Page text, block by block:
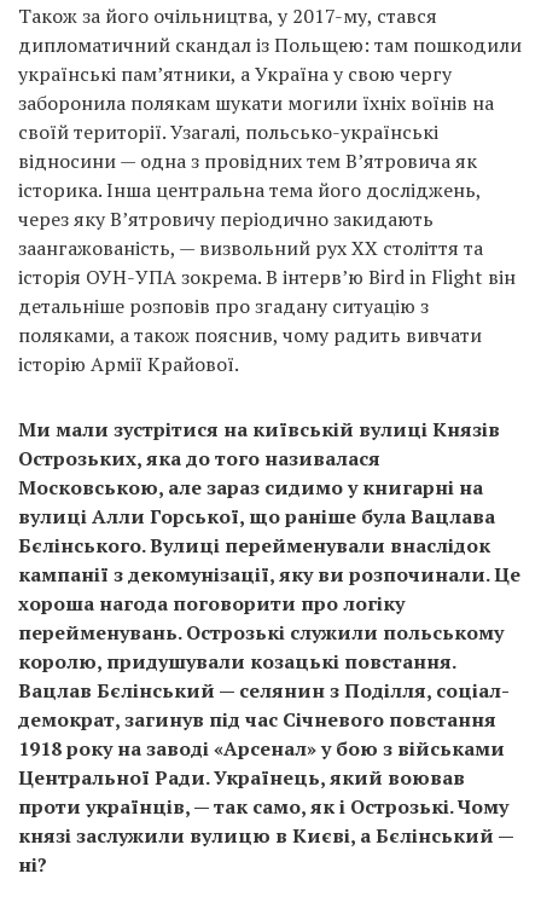
Також за його очільництва, у 2017-му, стався
дипломатичний скандал із Польщею: там пошкодили
українські пам’ятники, а Україна у свою чергу
заборонила полякам шукати могили їхніх воїнів на
своїй території. Узагалі, польсько-українські
відносини — одна з провідних тем В’ятровича як
історика. Інша центральна тема його досліджень,
через яку В’ятровичу періодично закидають
заангажованість, — визвольний рух XX століття та
історія ОУН-УПА зокрема. В інтерв’ю Bird in Flight він
детальніше розповів про згадану ситуацію з
поляками, а також пояснив, чому радить вивчати
історію Армії Крайової.
Ми мали зустрітися на київській вулиці Князів
Острозьких, яка до того називалася
Московською, але зараз сидимо у книгарні на
вулиці Алли Горської, що раніше була Вацлава
Бєлінського. Вулиці перейменували внаслідок
кампанії з декомунізації, яку ви розпочинали. Це
хороша нагода поговорити про логіку
перейменувань. Острозькі служили польському
королю, придушували козацькі повстання.
Вацлав Бєлінський — селянин з Поділля, соціал-
демократ, загинув під час Січневого повстання
1918 року на заводі «Арсенал» у бою з військами
Центральної Ради. Українець, який воював
проти українців, — так само, як і Острозькі. Чому
князі заслужили вулицю в Києві, а Бєлінський —
ні?